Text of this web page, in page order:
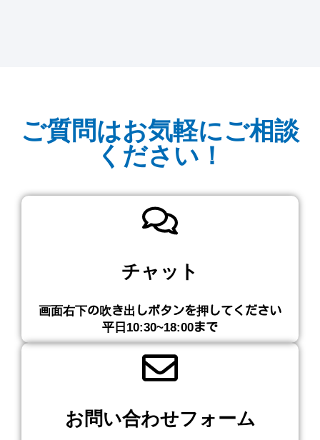
ご質問はお気軽にご相談
ください！
チャット
画面右下の吹き出しボタンを押してください​
平日10:30~18:00まで
お問い合わせフォーム